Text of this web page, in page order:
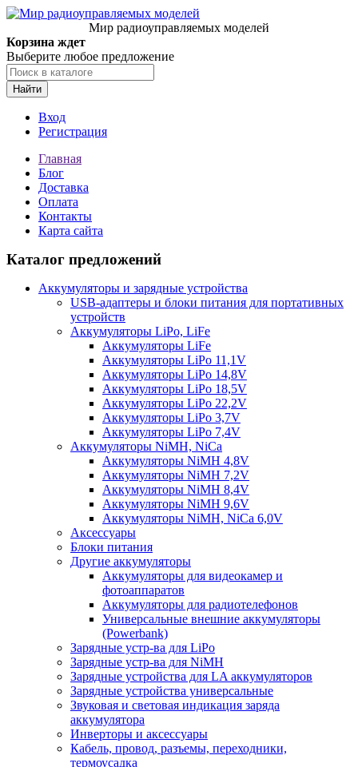
Мир радиоуправляемых моделей
Корзина ждет
Выберите любое предложение
Найти
Вход
Регистрация
Главная
Блог
Доставка
Оплата
Контакты
Карта сайта
Каталог предложений
Аккумуляторы и зарядные устройства
USB-адаптеры и блоки питания для портативных
устройств
Аккумуляторы LiPo, LiFe
Аккумуляторы LiFe
Аккумуляторы LiPo 11,1V
Аккумуляторы LiPo 14,8V
Аккумуляторы LiPo 18,5V
Аккумуляторы LiPo 22,2V
Аккумуляторы LiPo 3,7V
Аккумуляторы LiPo 7,4V
Аккумуляторы NiMH, NiCa
Аккумуляторы NiMH 4,8V
Аккумуляторы NiMH 7,2V
Аккумуляторы NiMH 8,4V
Аккумуляторы NiMH 9,6V
Аккумуляторы NiMH, NiCa 6,0V
Аксессуары
Блоки питания
Другие аккумуляторы
Аккумуляторы для видеокамер и
фотоаппаратов
Аккумуляторы для радиотелефонов
Универсальные внешние аккумуляторы
(Powerbank)
Зарядные устр-ва для LiPo
Зарядные устр-ва для NiMH
Зарядные устройства для LA аккумуляторов
Зарядные устройства универсальные
Звуковая и световая индикация заряда
аккумулятора
Инверторы и аксессуары
Кабель, провод, разъемы, переходники,
термоусадка